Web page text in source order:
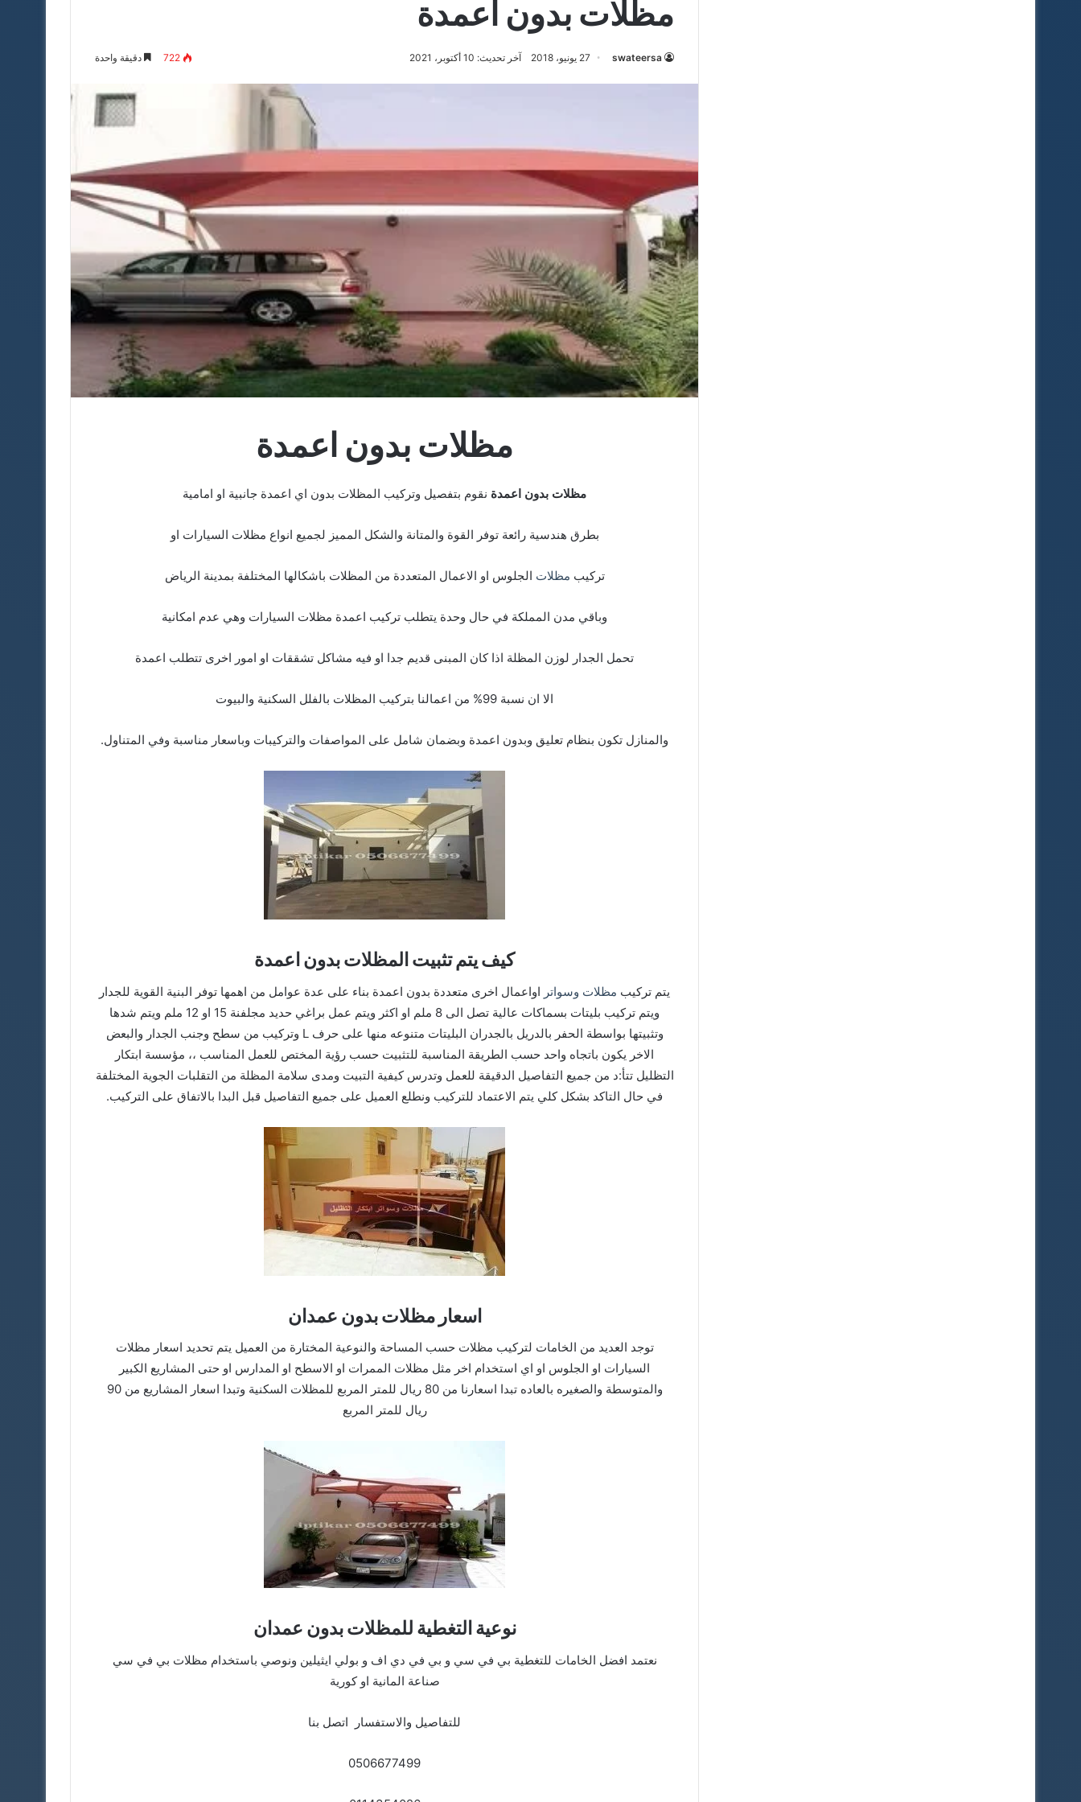
مظلات بدون اعمدة
swateersa 27 يونيو، 2018 آخر تحديث: 10 أكتوبر، 2021 722 دقيقة واحدة
مظلات بدون اعمدة
مظلات بدون اعمدة نقوم بتفصيل وتركيب المظلات بدون اي اعمدة جانبية او امامية
بطرق هندسية رائعة توفر القوة والمتانة والشكل المميز لجميع انواع مظلات السيارات او
تركيب مظلات الجلوس او الاعمال المتعددة من المظلات باشكالها المختلفة بمدينة الرياض
وباقي مدن المملكة في حال وحدة يتطلب تركيب اعمدة مظلات السيارات وهي عدم امكانية
تحمل الجدار لوزن المظلة اذا كان المبنى قديم جدا او فيه مشاكل تشققات او امور اخرى تتطلب اعمدة
الا ان نسبة 99% من اعمالنا بتركيب المظلات بالفلل السكنية والبيوت
والمنازل تكون بنظام تعليق وبدون اعمدة وبضمان شامل على المواصفات والتركيبات وباسعار مناسبة وفي المتناول.
كيف يتم تثبيت المظلات بدون اعمدة
يتم تركيب مظلات وسواتر اواعمال اخرى متعددة بدون اعمدة بناء على عدة عوامل من اهمها توفر البنية القوية للجدار
ويتم تركيب بليتات بسماكات عالية تصل الى 8 ملم او اكثر ويتم عمل براغي حديد مجلفنة 15 او 12 ملم ويتم شدها
وتثبيتها بواسطة الحفر بالدريل بالجدران البليتات متنوعه منها على حرف L وتركيب من سطح وجنب الجدار والبعض
الاخر يكون باتجاه واحد حسب الطريقة المناسبة للتثبيت حسب رؤية المختص للعمل المناسب ،، مؤسسة ابتكار
التظليل تتأ:د من جميع التفاصيل الدقيقة للعمل وتدرس كيفية التبيت ومدى سلامة المظلة من التقلبات الجوية المختلفة
في حال التاكد بشكل كلي يتم الاعتماد للتركيب ونطلع العميل على جميع التفاصيل قبل البدا بالاتفاق على التركيب.
اسعار مظلات بدون عمدان
توجد العديد من الخامات لتركيب مظلات حسب المساحة والنوعية المختارة من العميل يتم تحديد اسعار مظلات
السيارات او الجلوس او اي استخدام اخر مثل مظلات الممرات او الاسطح او المدارس او حتى المشاريع الكبير
والمتوسطة والصغيره بالعاده تبدا اسعارنا من 80 ريال للمتر المربع للمظلات السكنية وتبدا اسعار المشاريع من 90
ريال للمتر المربع
نوعية التغطية للمظلات بدون عمدان
نعتمد افضل الخامات للتغطية بي في سي و بي في دي اف و بولي ايثيلين ونوصي باستخدام مظلات بي في سي
صناعة المانية او كورية
للتفاصيل والاستفسار اتصل بنا
0506677499